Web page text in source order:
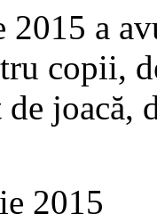
a
copii,
joacă,
2015